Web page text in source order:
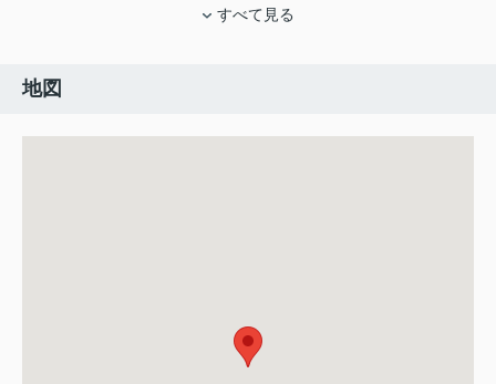
すべて見る
地図